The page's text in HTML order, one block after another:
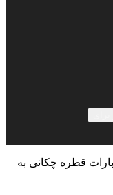
قطره چکانی به